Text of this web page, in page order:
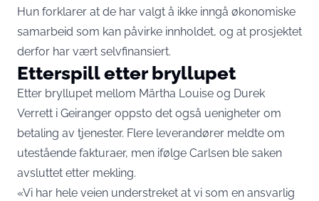
Hun forklarer at de har valgt å ikke inngå økonomiske
samarbeid som kan påvirke innholdet, og at prosjektet
derfor har vært selvfinansiert.
Etterspill etter bryllupet
Etter bryllupet mellom Märtha Louise og Durek
Verrett i Geiranger oppsto det også uenigheter om
betaling av tjenester. Flere leverandører meldte om
utestående fakturaer, men ifølge Carlsen ble saken
avsluttet etter mekling.
«Vi har hele veien understreket at vi som en ansvarlig